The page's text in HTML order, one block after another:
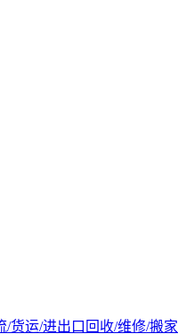
/货运/进出口 回收/维修/搬家